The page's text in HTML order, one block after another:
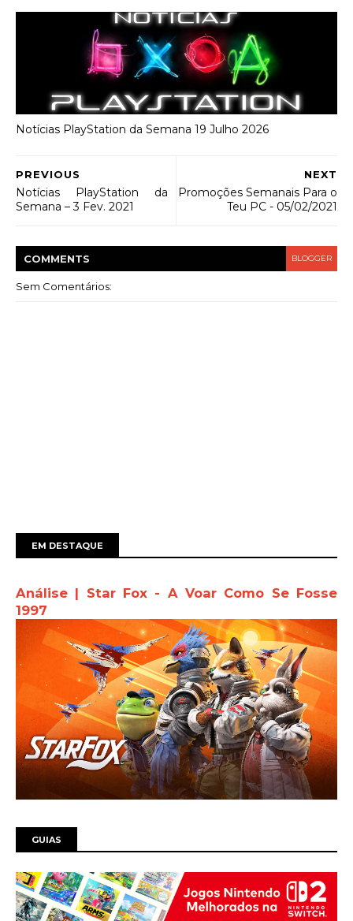
Notícias PlayStation da Semana 19 Julho 2026
NEXT
Promoções Semanais Para o
Teu PC - 05/02/2021
PREVIOUS
Notícias PlayStation da
Semana – 3 Fev. 2021
COMMENTS BLOGGER
Sem Comentários:
EM DESTAQUE
Análise | Star Fox - A Voar Como Se Fosse
1997
GUIAS